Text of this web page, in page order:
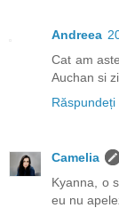
Andreea
Cat am
Auchan si
Răspundeți
Camelia
Kyanna, o
eu nu